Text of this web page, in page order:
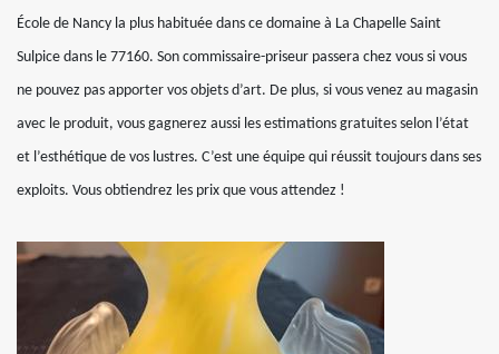
École de Nancy la plus habituée dans ce domaine à La Chapelle Saint
Sulpice dans le 77160. Son commissaire-priseur passera chez vous si vous
ne pouvez pas apporter vos objets d’art. De plus, si vous venez au magasin
avec le produit, vous gagnerez aussi les estimations gratuites selon l’état
et l’esthétique de vos lustres. C’est une équipe qui réussit toujours dans ses
exploits. Vous obtiendrez les prix que vous attendez !